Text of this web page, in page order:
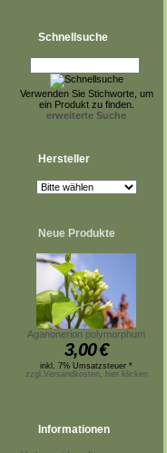
Schnellsuche
Verwenden Sie Stichworte, um
ein Produkt zu finden.
erweiterte Suche
Hersteller
Neue Produkte
Aganonerion polymorphum
3,00€
inkl. 7% Umsatzsteuer *
zzgl.Versandkosten, hier klicken
Informationen